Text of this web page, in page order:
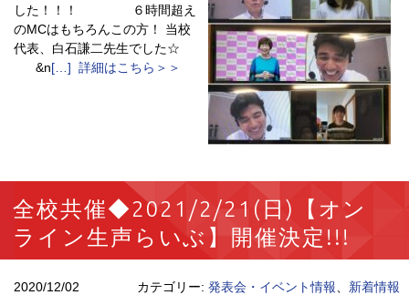
した！！！ ６時間超え
のMCはもちろんこの方！ 当校
代表、白石謙二先生でした☆
&n[…] 詳細はこちら＞＞
全校共催◆2021/2/21(日)【オン
ライン生声らいぶ】開催決定!!!
2020/12/02 カテゴリー: 発表会・イベント情報
新着情報